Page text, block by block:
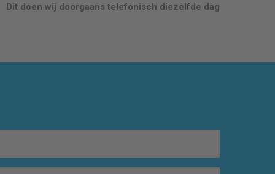
Dit doen wij doorgaans telefonisch diezelfde dag